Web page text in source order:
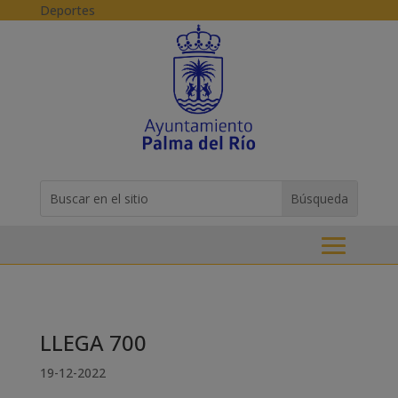
Skip to content
Deportes
for...
LLEGA 700
19-12-2022